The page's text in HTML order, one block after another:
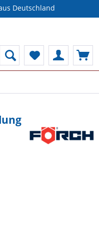
Deutschland